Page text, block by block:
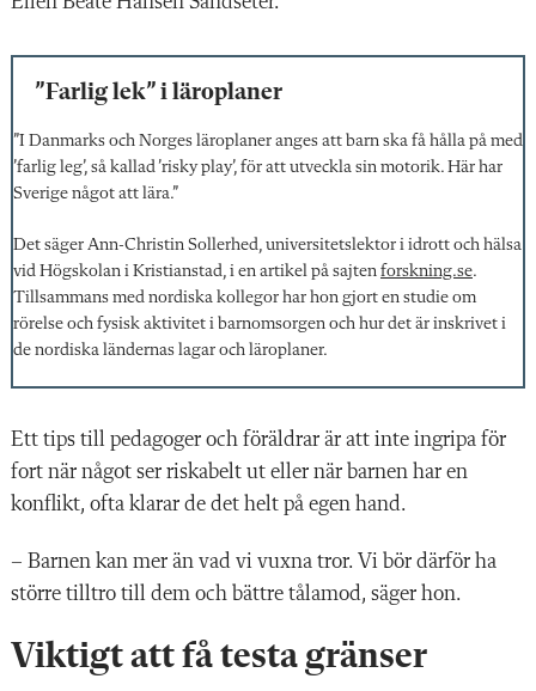
”Farlig lek” i läroplaner
”I Danmarks och Norges läroplaner anges att barn ska få hålla på med
’farlig leg’, så kallad ’risky play’, för att utveckla sin motorik. Här har
Sverige något att lära.”
Det säger Ann-Christin Sollerhed, universitetslektor i idrott och hälsa
vid Högskolan i Kristianstad, i en artikel på sajten forskning.se.
Tillsammans med nordiska kollegor har hon gjort en studie om
rörelse och fysisk aktivitet i barnomsorgen och hur det är inskrivet i
de nordiska ländernas lagar och läroplaner.
Ett tips till pedagoger och föräldrar är att inte ingripa för
fort när något ser riskabelt ut eller när barnen har en
konflikt, ofta klarar de det helt på egen hand.
– Barnen kan mer än vad vi vuxna tror. Vi bör därför ha
större tilltro till dem och bättre tålamod, säger hon.
Viktigt att få testa gränser